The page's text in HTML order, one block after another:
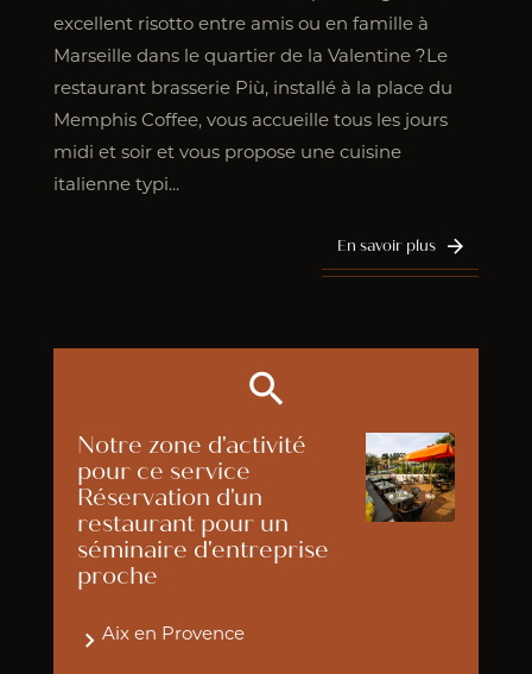
excellent risotto entre amis ou en famille à
Marseille dans le quartier de la Valentine ?Le
restaurant brasserie Più, installé à la place du
Memphis Coffee, vous accueille tous les jours
midi et soir et vous propose une cuisine
italienne typi...
En savoir plus
Notre zone d'activité
pour ce service
Réservation d'un
restaurant pour un
séminaire d'entreprise
proche
Aix en Provence